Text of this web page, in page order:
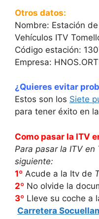
Otros datos:
Nombre: Estación
Vehículos ITV
Código estación:
Empresa:
¿Quieres evitar
Estos son los Siete
para tener éxito en
Como pasar la ITV
Para pasar la ITV en
siguiente:
1º Acude a la Itv de
2º No olvide la
3º Lleve su coche a
Carretera